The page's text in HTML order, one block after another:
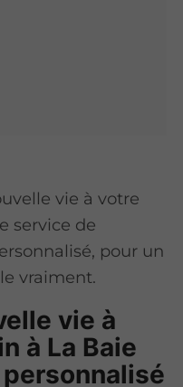
vie à votre
service de
pour un
vraiment.
vie à
à La Baie